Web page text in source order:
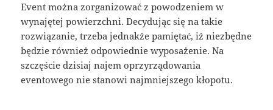
Event można zorganizować z powodzeniem w
wynajętej powierzchni. Decydując się na takie
rozwiązanie, trzeba jednakże pamiętać, iż niezbędne
będzie również odpowiednie wyposażenie. Na
szczęście dzisiaj najem oprzyrządowania
eventowego nie stanowi najmniejszego kłopotu.